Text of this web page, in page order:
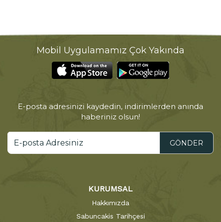
Mobil Uygulamamız Çok Yakında
E-posta adresinizi kaydedin, indirimlerden anında
haberiniz olsun!
GÖNDER
KURUMSAL
Hakkımızda
Sabuncakis Tarihçesi